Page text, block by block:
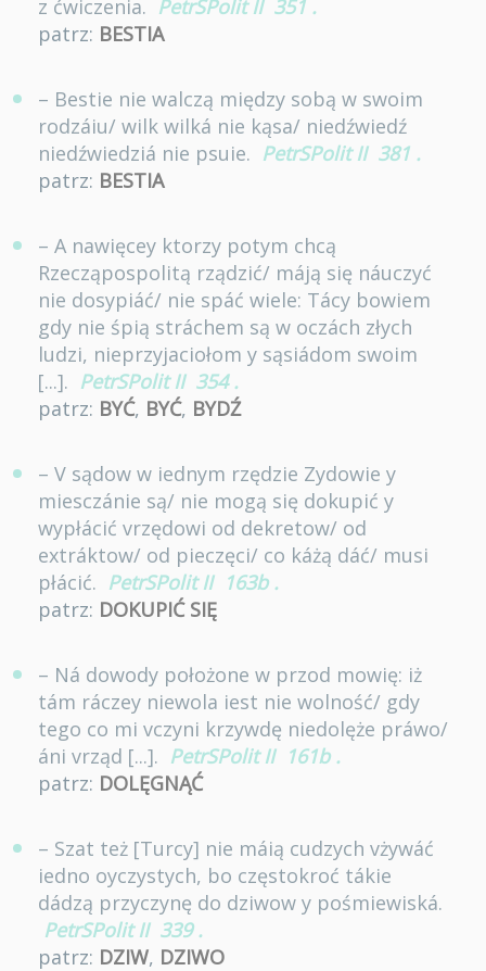
z ćwiczenia. PetrSPolit II 351 .
patrz: BESTIA
– Bestie nie walczą między sobą w swoim
rodzáiu/ wilk wilká nie kąsa/ niedźwiedź
niedźwiedziá nie psuie. PetrSPolit II 381 .
patrz: BESTIA
– A nawięcey ktorzy potym chcą
Rzecząpospolitą rządzić/ máją się náuczyć
nie dosypiáć/ nie spáć wiele: Tácy bowiem
gdy nie śpią stráchem są w oczách złych
ludzi, nieprzyjaciołom y sąsiádom swoim
[...]. PetrSPolit II 354 .
patrz: BYĆ, BYĆ, BYDŹ
– V sądow w iednym rzędzie Zydowie y
miesczánie są/ nie mogą się dokupić y
wypłácić vrzędowi od dekretow/ od
extráktow/ od pieczęci/ co káżą dáć/ musi
płácić. PetrSPolit II 163b .
patrz: DOKUPIĆ SIĘ
– Ná dowody położone w przod mowię: iż
tám ráczey niewola iest nie wolność/ gdy
tego co mi vczyni krzywdę niedolęże práwo/
áni vrząd [...]. PetrSPolit II 161b .
patrz: DOLĘGNĄĆ
– Szat też [Turcy] nie máią cudzych vżywáć
iedno oyczystych, bo częstokroć tákie
dádzą przyczynę do dziwow y pośmiewiská.
PetrSPolit II 339 .
patrz: DZIW, DZIWO